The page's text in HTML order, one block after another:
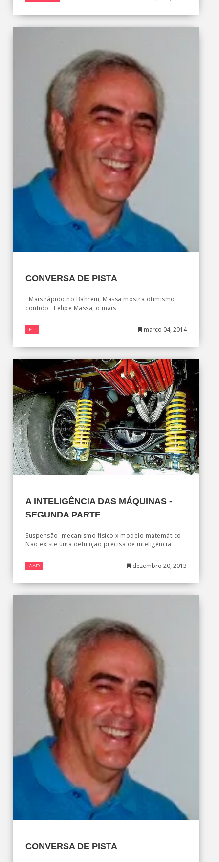
CONVERSA DE PISTA
Mais rápido no Bahrein, Massa mostra otimismo
contido Felipe Massa, o mais
F-1 março 04, 2014
A INTELIGÊNCIA DAS MÁQUINAS -
SEGUNDA PARTE
Suspensão: mecanismo físico x modelo matemático
Não existe uma definição precisa de inteligência.
AAD dezembro 20, 2013
CONVERSA DE PISTA